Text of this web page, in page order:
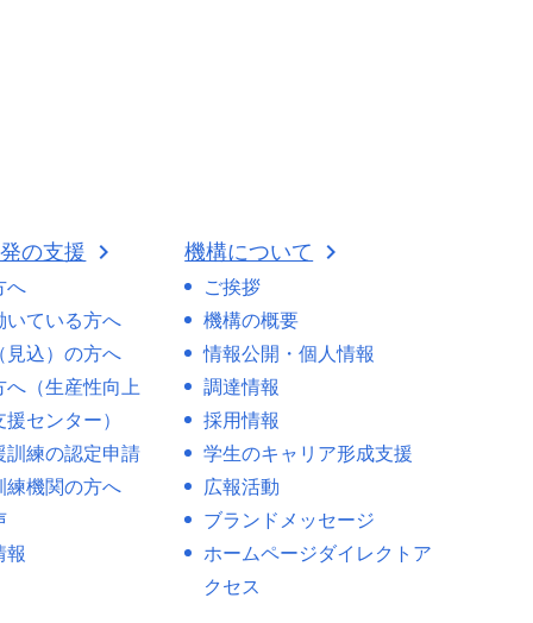
の支援
へ
いている方へ
見込）の方へ
へ（生産性向上
センター）
訓練の認定申請
練機関の方へ
報
機構について
ご挨拶
機構の概要
情報公開・個人情報
調達情報
採用情報
学生のキャリア形成支援
広報活動
ブランドメッセージ
ホームページダイレクトア
クセス